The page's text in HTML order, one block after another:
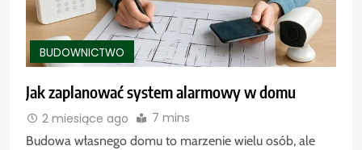
BUDOWNICTWO
Jak zaplanować system alarmowy w domu
2 miesiące ago 7 mins
Budowa własnego domu to marzenie wielu osób, ale